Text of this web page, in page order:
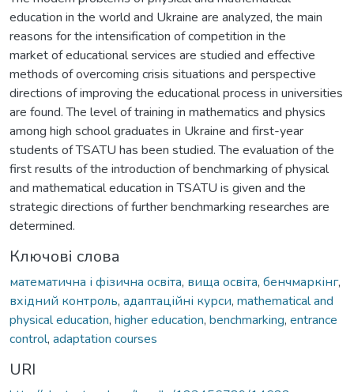
education in the world and Ukraine are analyzed, the main
reasons for the intensification of competition in the
market of educational services are studied and effective
methods of overcoming crisis situations and perspective
directions of improving the educational process in universities
are found. The level of training in mathematics and physics
among high school graduates in Ukraine and first-year
students of TSATU has been studied. The evaluation of the
first results of the introduction of benchmarking of physical
and mathematical education in TSATU is given and the
strategic directions of further benchmarking researches are
determined.
Ключові слова
математична і фізична освіта, вища освіта, бенчмаркінг,
вхідний контроль, адаптаційні курси, mathematical and
physical education, higher education, benchmarking, entrance
control, adaptation courses
URI